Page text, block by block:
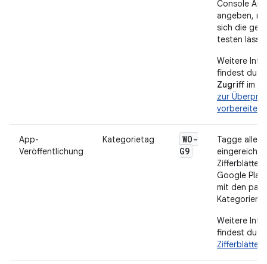
Console
angeben,
sich die
testen lässt.
Weitere
findest du
Zugriff im
zur
vorbereiten
App-
Veröffentlichung
Kategorietag
WO-
G9
Tagge alle
Zifferblätter
Google Play
mit den
Kategorien.
Weitere
findest du
Zifferblätter